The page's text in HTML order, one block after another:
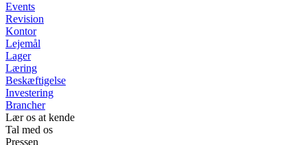
Events
Revision
Kontor
Lejemål
Lager
Læring
Beskæftigelse
Investering
Brancher
Lær os at kende
Tal med os
Pressen